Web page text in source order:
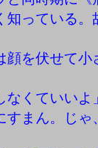
知っている
を伏せて小
なくていいよ
すまん。じゃ